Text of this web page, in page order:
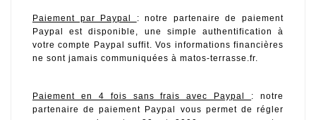
Paiement par Paypal : notre partenaire de paiement
Paypal est disponible, une simple authentification à
votre compte Paypal suffit. Vos informations financières
ne sont jamais communiquées à matos-terrasse.fr.
Paiement en 4 fois sans frais avec Paypal : notre
partenaire de paiement Paypal vous permet de régler